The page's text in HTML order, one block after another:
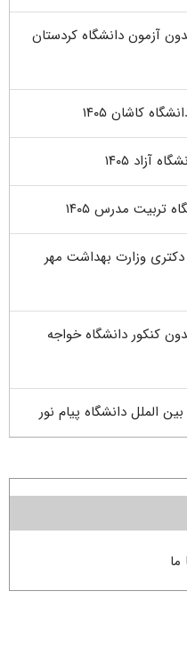
آزمون دانشگاه کردستان
کاشان ۱۴۰۵
۱۴۰۵
تربیت مدرس ۱۴۰۵
دکتری وزارت بهداشت مهر
کنکور دانشگاه خواجه
الملل دانشگاه پیام نور